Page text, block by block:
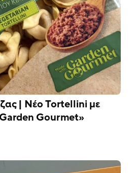
| Νέο Tortellini με
Gourmet»